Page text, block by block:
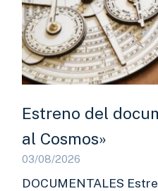
Estreno del
al Cosmos»
03/08/2026
DOCUMENTALES